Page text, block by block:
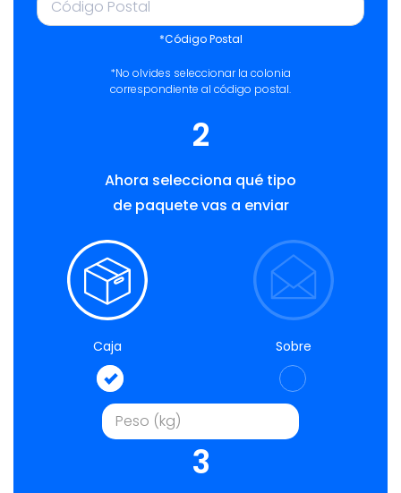
*Código Postal
*No olvides seleccionar la colonia
correspondiente al código postal.
2
Ahora selecciona qué tipo
de paquete vas a enviar
Caja Sobre
3